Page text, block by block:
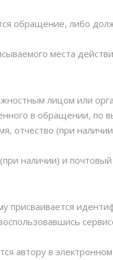
обращение, либо
места
лицом или
в обращении, по
отчество (при
наличии) и почтовый
присваивается
автору в